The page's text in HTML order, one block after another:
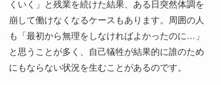
くいく」と残業を続けた結果、ある日突然体調を
崩して働けなくなるケースもあります。周囲の人
も「最初から無理をしなければよかったのに…」
と思うことが多く、自己犠牲が結果的に誰のため
にもならない状況を生むことがあるのです。